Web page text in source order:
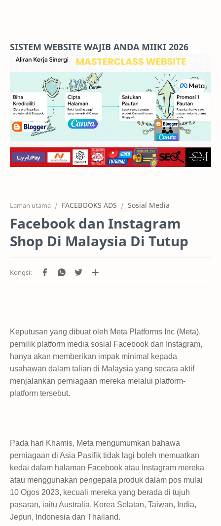
Features
Pricing
Services
RTL Mode
SISTEM WEBSITE WAJIB ANDA MIIKI 2026
Laman utama FACEBOOKS ADS Sosial Media
Facebook dan Instagram
Shop Di Malaysia Di Tutup
Keputusan yang dibuat oleh Meta Platforms Inc (Meta),
pemilik platform media sosial Facebook dan Instagram,
hanya akan memberikan impak minimal kepada
usahawan dalam talian di Malaysia yang secara aktif
menjalankan perniagaan mereka melalui platform-
platform tersebut.
Pada hari Khamis, Meta mengumumkan bahawa
perniagaan di Asia Pasifik tidak lagi boleh memuatkan
kedai dalam halaman Facebook atau Instagram mereka
atau menggunakan pengepala produk dalam pos mulai
10 Ogos 2023, kecuali mereka yang berada di tujuh
pasaran, iaitu Australia, Korea Selatan, Taiwan, India,
Jepun, Indonesia dan Thailand.